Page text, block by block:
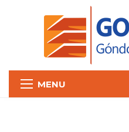
MENU